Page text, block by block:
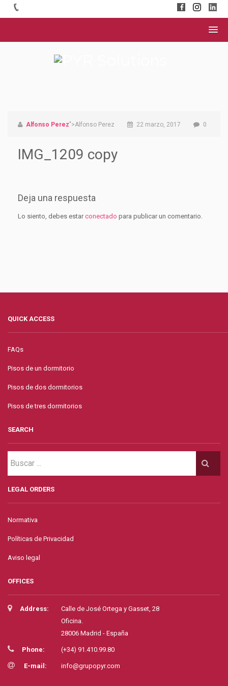
Alfonso Perez">Alfonso Perez 22 marzo, 2017 0
IMG_1209 copy
Deja una respuesta
Lo siento, debes estarconectado para publicar un comentario.
QUICK ACCESS
FAQs
Pisos de un dormitorio
Pisos de dos dormitorios
Pisos de tres dormitorios
SEARCH
LEGAL ORDERS
Normativa
Políticas de Privacidad
Aviso legal
OFFICES
Address:
Calle de José Ortega y Gasset, 28
Oficina.
28006 Madrid - España
Phone: (+34) 91.410.99.80
E-mail: info@grupopyr.com